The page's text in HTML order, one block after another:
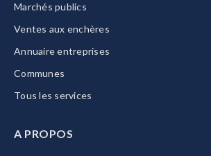
Marchés publics
Ventes aux enchères
Annuaire entreprises
Communes
Tous les services
A PROPOS